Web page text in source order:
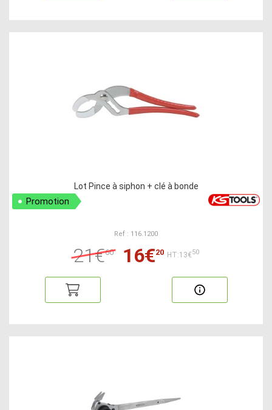
Lot Pince à siphon + clé à bonde
Promotion
Ref : 116.1200
21€60 16€20 HT:13€50